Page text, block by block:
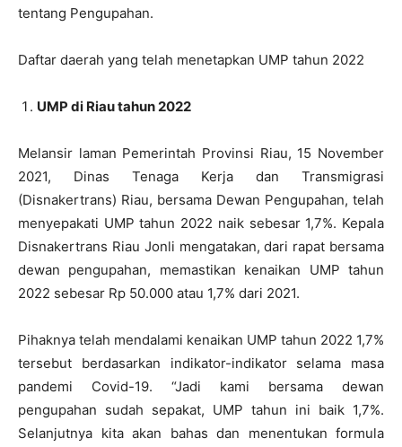
tentang Pengupahan.
Daftar daerah yang telah menetapkan UMP tahun 2022
UMP di Riau tahun 2022
Melansir laman Pemerintah Provinsi Riau, 15 November
2021, Dinas Tenaga Kerja dan Transmigrasi
(Disnakertrans) Riau, bersama Dewan Pengupahan, telah
menyepakati UMP tahun 2022 naik sebesar 1,7%. Kepala
Disnakertrans Riau Jonli mengatakan, dari rapat bersama
dewan pengupahan, memastikan kenaikan UMP tahun
2022 sebesar Rp 50.000 atau 1,7% dari 2021.
Pihaknya telah mendalami kenaikan UMP tahun 2022 1,7%
tersebut berdasarkan indikator-indikator selama masa
pandemi Covid-19. “Jadi kami bersama dewan
pengupahan sudah sepakat, UMP tahun ini baik 1,7%.
Selanjutnya kita akan bahas dan menentukan formula